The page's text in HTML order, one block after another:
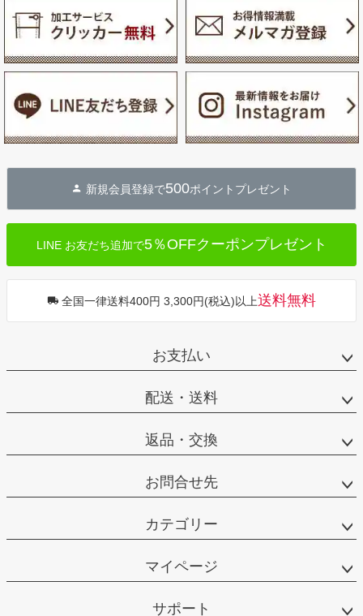
新規会員登録で500ポイントプレゼント
LINE お友だち追加で5％OFFクーポンプレゼント
全国一律送料400円 3,300円(税込)以上送料無料
お支払い
配送・送料
返品・交換
お問合せ先
カテゴリー
マイページ
サポート